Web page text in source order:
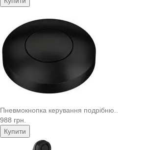
Пневмокнопка керування подрібню..
988 грн.
Купити